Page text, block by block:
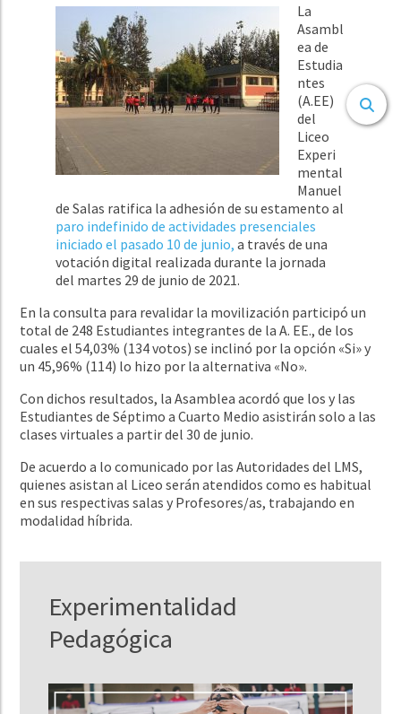
La
Asambl
ea de
Estudia
ntes
(A.EE)
del
Liceo
Experi
mental
Manuel
de Salas ratifica la adhesión de su estamento al
paro indefinido de actividades presenciales
iniciado el pasado 10 de junio,a través de una
votación digital realizada durante la jornada
del martes 29 de junio de 2021.
En la consulta para revalidar la movilización participó un
total de 248 Estudiantes integrantes de la A. EE., de los
cuales el 54,03% (134 votos) se inclinó por la opción «Si» y
un 45,96% (114) lo hizo por la alternativa «No».
Con dichos resultados, la Asamblea acordó que los y las
Estudiantes de Séptimo a Cuarto Medio asistirán solo a las
clases virtuales a partir del 30 de junio.
De acuerdo a lo comunicado por las Autoridades del LMS,
quienes asistan al Liceo serán atendidos como es habitual
en sus respectivas salas y Profesores/as, trabajando en
modalidad híbrida.
Experimentalidad
Pedagógica